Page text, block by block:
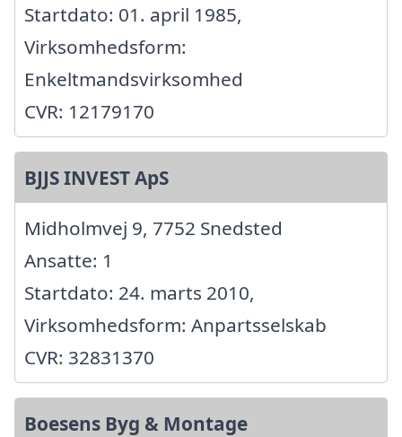
Startdato: 01. april 1985,
Virksomhedsform:
Enkeltmandsvirksomhed
CVR: 12179170
BJJS INVEST ApS
Midholmvej 9, 7752 Snedsted
Ansatte: 1
Startdato: 24. marts 2010,
Virksomhedsform: Anpartsselskab
CVR: 32831370
Boesens Byg & Montage